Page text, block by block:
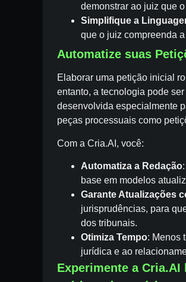
demonstrar ao juiz que
Simplifique a
que o juiz compreenda
Automatize suas
Elaborar uma petição inicial
entanto, a tecnologia pode
desenvolvida especialmente
peças processuais como
Com a Cria.AI, você:
Automatiza a Redação
base em modelos
Garante Atualizações
jurisprudências, para
dos tribunais.
Otimiza Tempo: Menos
jurídica e ao
Experimente a